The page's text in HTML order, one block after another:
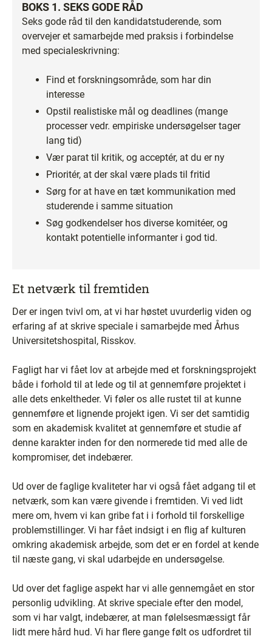
BOKS 1. SEKS GODE RÅD
Seks gode råd til den kandidatstuderende, som
overvejer et samarbejde med praksis i forbindelse
med specialeskrivning:
Find et forskningsområde, som har din
interesse
Opstil realistiske mål og deadlines (mange
processer vedr. empiriske undersøgelser tager
lang tid)
Vær parat til kritik, og acceptér, at du er ny
Prioritér, at der skal være plads til fritid
Sørg for at have en tæt kommunikation med
studerende i samme situation
Søg godkendelser hos diverse komitéer, og
kontakt potentielle informanter i god tid.
Et netværk til fremtiden
Der er ingen tvivl om, at vi har høstet uvurderlig viden og
erfaring af at skrive speciale i samarbejde med Århus
Universitetshospital, Risskov.
Fagligt har vi fået lov at arbejde med et forskningsprojekt
både i forhold til at lede og til at gennemføre projektet i
alle dets enkeltheder. Vi føler os alle rustet til at kunne
gennemføre et lignende projekt igen. Vi ser det samtidig
som en akademisk kvalitet at gennemføre et studie af
denne karakter inden for den normerede tid med alle de
kompromiser, det indebærer.
Ud over de faglige kvaliteter har vi også fået adgang til et
netværk, som kan være givende i fremtiden. Vi ved lidt
mere om, hvem vi kan gribe fat i i forhold til forskellige
problemstillinger. Vi har fået indsigt i en flig af kulturen
omkring akademisk arbejde, som det er en fordel at kende
til næste gang, vi skal udarbejde en undersøgelse.
Ud over det faglige aspekt har vi alle gennemgået en stor
personlig udvikling. At skrive speciale efter den model,
som vi har valgt, indebærer, at man følelsesmæssigt får
lidt mere hård hud. Vi har flere gange følt os udfordret til